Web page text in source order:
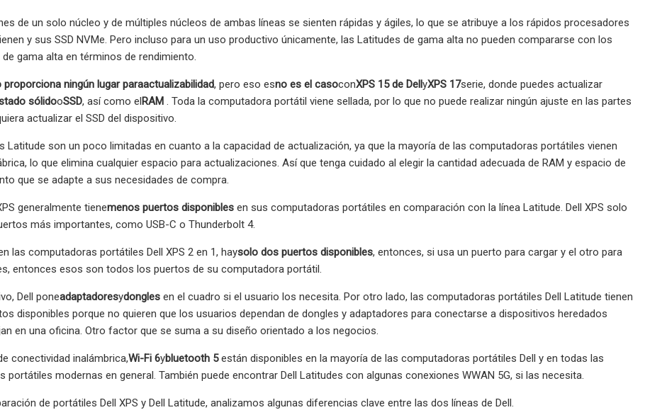
de un solo núcleo y de múltiples núcleos de ambas líneas se sienten rápidas y ágiles, lo que se atribuye a los rápidos procesadores
y sus SSD NVMe. Pero incluso para un uso productivo únicamente, las Latitudes de gama alta no pueden compararse con los
gama alta en términos de rendimiento.
proporciona ningún lugar paraactualizabilidad, pero eso esno es el casoconXPS 15 de DellyXPS 17serie, donde puedes actualizar
sólidooSSD, así como elRAM . Toda la computadora portátil viene sellada, por lo que no puede realizar ningún ajuste en las partes
actualizar el SSD del dispositivo.
Latitude son un poco limitadas en cuanto a la capacidad de actualización, ya que la mayoría de las computadoras portátiles vienen
lo que elimina cualquier espacio para actualizaciones. Así que tenga cuidado al elegir la cantidad adecuada de RAM y espacio de
que se adapte a sus necesidades de compra.
generalmente tienemenos puertos disponibles en sus computadoras portátiles en comparación con la línea Latitude. Dell XPS solo
más importantes, como USB-C o Thunderbolt 4.
las computadoras portátiles Dell XPS 2 en 1, haysolo dos puertos disponibles, entonces, si usa un puerto para cargar y el otro para
entonces esos son todos los puertos de su computadora portátil.
Dell poneadaptadoresydongles en el cuadro si el usuario los necesita. Por otro lado, las computadoras portátiles Dell Latitude tienen
disponibles porque no quieren que los usuarios dependan de dongles y adaptadores para conectarse a dispositivos heredados
en una oficina. Otro factor que se suma a su diseño orientado a los negocios.
conectividad inalámbrica,Wi-Fi 6ybluetooth 5están disponibles en la mayoría de las computadoras portátiles Dell y en todas las
portátiles modernas en general. También puede encontrar Dell Latitudes con algunas conexiones WWAN 5G, si las necesita.
de portátiles Dell XPS y Dell Latitude, analizamos algunas diferencias clave entre las dos líneas de Dell.